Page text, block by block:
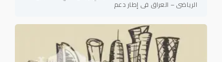
الرياضي – العراق في إطار دعم